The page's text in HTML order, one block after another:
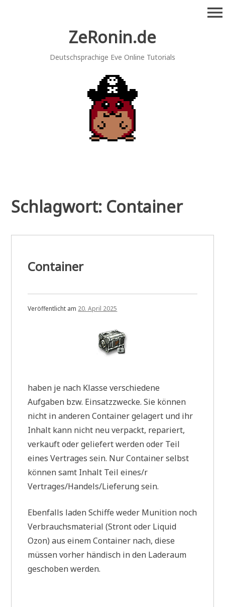
ZeRonin.de
Deutschsprachige Eve Online Tutorials
menu
Schlagwort: Container
Container
Veröffentlicht am 20. April 2025
haben je nach Klasse verschiedene
Aufgaben bzw. Einsatzzwecke. Sie können
nicht in anderen Container gelagert und ihr
Inhalt kann nicht neu verpackt, repariert,
verkauft oder geliefert werden oder Teil
eines Vertrages sein. Nur Container selbst
können samt Inhalt Teil eines/r
Vertrages/Handels/Lieferung sein.
Ebenfalls laden Schiffe weder Munition noch
Verbrauchsmaterial (Stront oder Liquid
Ozon) aus einem Container nach, diese
müssen vorher händisch in den Laderaum
geschoben werden.